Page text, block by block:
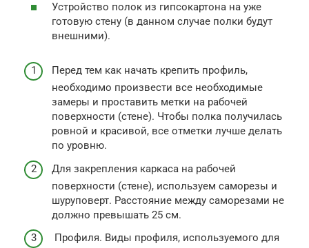
Устройство полок из гипсокартона на уже
готовую стену (в данном случае полки будут
внешними).
Перед тем как начать крепить профиль,
необходимо произвести все необходимые
замеры и проставить метки на рабочей
поверхности (стене). Чтобы полка получилась
ровной и красивой, все отметки лучше делать
по уровню.
Для закрепления каркаса на рабочей
поверхности (стене), используем саморезы и
шуруповерт. Расстояние между саморезами не
должно превышать 25 см.
Профиля. Виды профиля, используемого для